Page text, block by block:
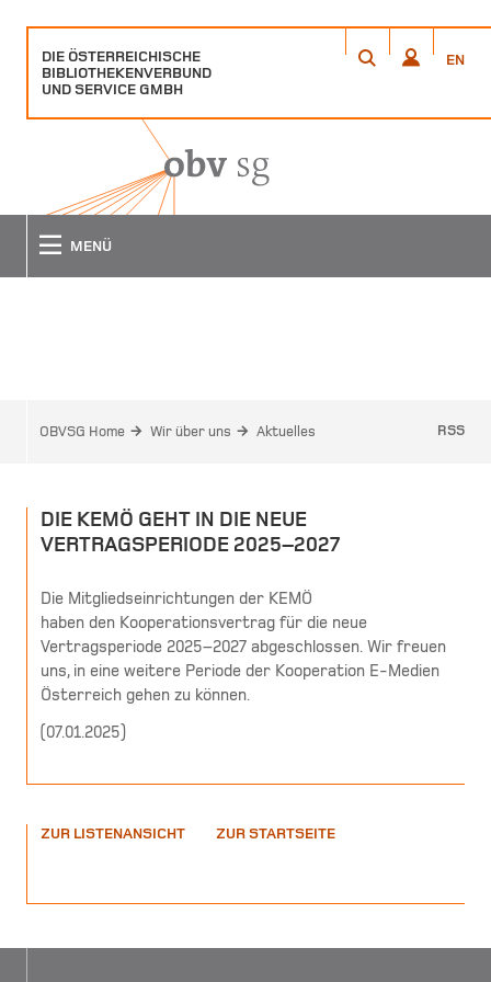
DIE ÖSTERREICHISCHE
BIBLIOTHEKENVERBUND
UND SERVICE GMBH
ÖFFNET
FENSTER
ÖFFNET
FENSTER
EN
MENÜ
OBVSG Home Wir über uns Aktuelles RSS
DIE KEMÖ GEHT IN DIE NEUE
VERTRAGSPERIODE 2025–2027
Die Mitgliedseinrichtungen der KEMÖ
haben den Kooperationsvertrag für die neue
Vertragsperiode 2025–2027 abgeschlossen. Wir freuen
uns, in eine weitere Periode der Kooperation E-Medien
Österreich gehen zu können.
( 07.01.2025)
ZUR LISTENANSICHT ZUR STARTSEITE